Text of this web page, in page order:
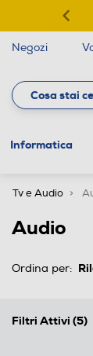
Negozi
Informatica
Tv e Audio
Audio
Ordina per:
Filtri Attivi (5)